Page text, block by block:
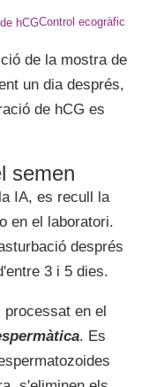
Control ecogràfic
de la mostra de
un dia després,
de hCG es
semen
IA, es recull la
en el laboratori.
després
3 i 5 dies.
processat en el
. Es